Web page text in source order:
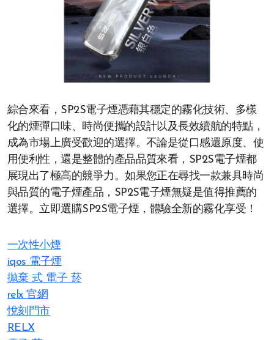
綜合來看，SP2S電子煙憑藉其穩定的霧化技術、多樣
化的煙彈口味、時尚便攜的設計以及長效續航的特點，
成為市場上廣受歡迎的選擇。不論是從口感還原度、使
用便利性，還是整體的產品品質來看，SP2S電子煙都
展現出了極高的競爭力。如果您正在尋找一款兼具時尚
與品質的電子煙產品，SP2S電子煙無疑是值得推薦的
選擇。立即選購SP2S電子煙，體驗全新的霧化享受！
一次性小煙
iqos 電子煙​
拋棄 式 電子 菸​
relx 官網
悅刻門市
RELX